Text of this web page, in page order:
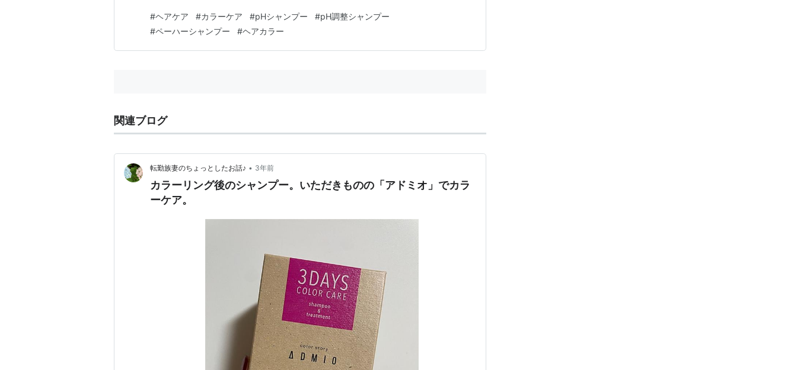
シャンプー pH5.2〜5.5の超弱酸性シャンプー pHコンディショナー pHトリートメント
色持…
#ヘアケア #カラーケア #pHシャンプー #pH調整シャンプー
#ペーハーシャンプー #ヘアカラー
関連ブログ
転勤族妻のちょっとしたお話♪ • 3年前
カラーリング後のシャンプー。いただきものの「アドミオ」でカラ
ーケア。